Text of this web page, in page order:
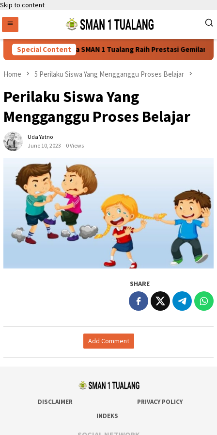
Skip to content
Special ContentSiswa SMAN 1 Tualang Raih Prestasi Gemilang
Home 5 Perilaku Siswa Yang Mengganggu Proses Belajar
Perilaku Siswa Yang
Mengganggu Proses Belajar
Uda Yatno
June 10, 2023
0 Views
SHARE
Add Comment
DISCLAIMER
PRIVACY POLICY
INDEKS